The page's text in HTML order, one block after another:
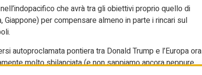
che avrà tra gli obiettivi proprio quello di
per compensare almeno in parte i rincari sul
autoproclamata pontiera tra Donald Trump e l’Europa ora
molto sbilanciata (e non sappiamo ancora neppure